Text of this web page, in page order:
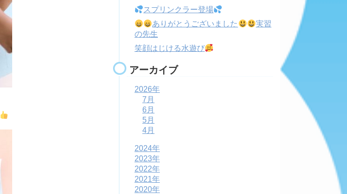
スプリンクラー登場
ありがとうございました
実習
の先生
笑顔はじける水遊び
アーカイブ
2026年
7月
6月
5月
4月
2024年
2023年
2022年
2021年
2020年